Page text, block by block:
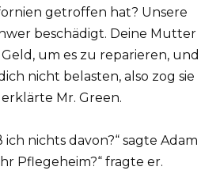
getroffen hat? Unsere
beschädigt. Deine Mutter
um es zu reparieren, und
nicht belasten, also zog sie
Mr. Green.
ich nichts davon?“ sagte Adam
Pflegeheim?“ fragte er.